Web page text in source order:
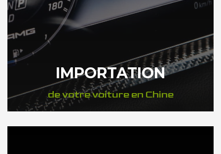
IMPORTATION
de votre voiture en Chine